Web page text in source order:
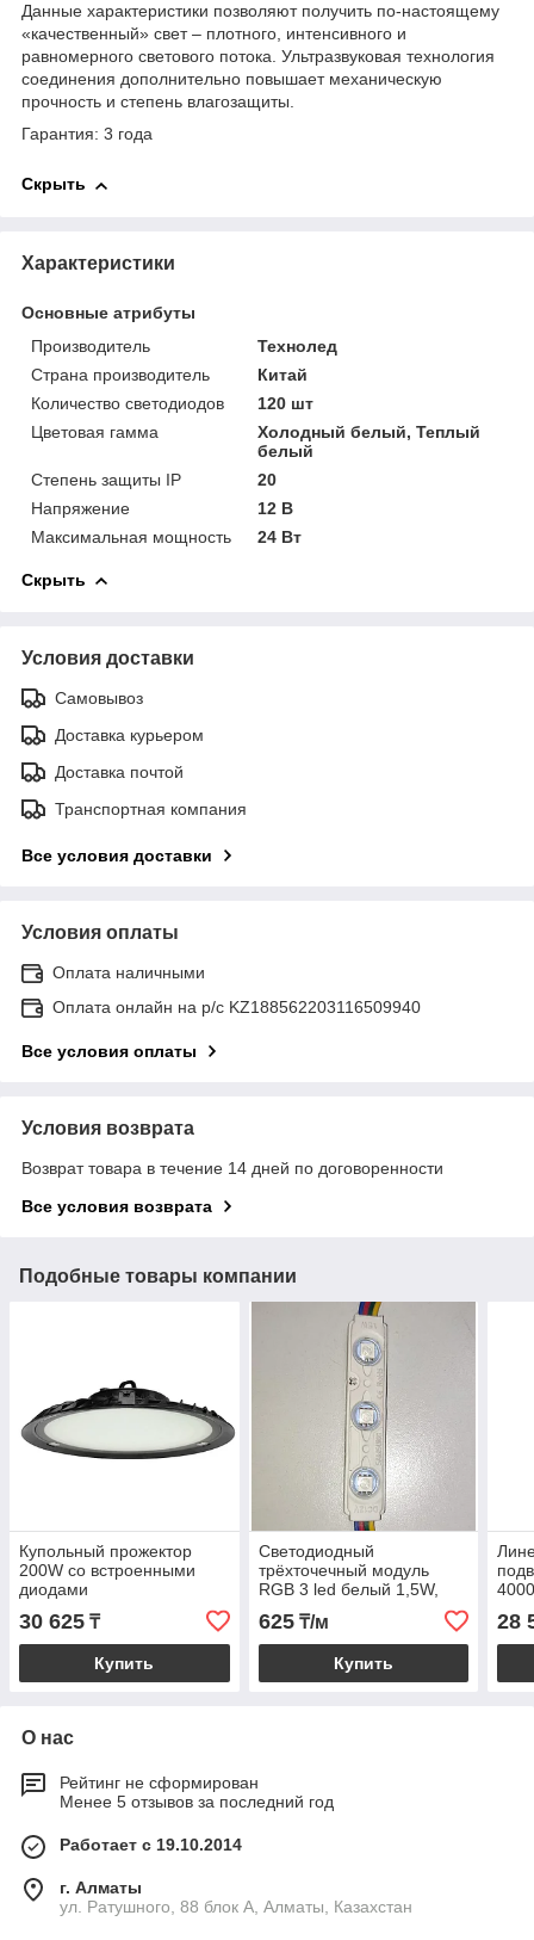
Данные характеристики позволяют получить по-настоящему
«качественный» свет – плотного, интенсивного и
равномерного светового потока. Ультразвуковая технология
соединения дополнительно повышает механическую
прочность и степень влагозащиты.
Гарантия: 3 года
Скрыть
Характеристики
Основные атрибуты
Производитель
Технолед
Страна производитель
Китай
Количество светодиодов
120 шт
Цветовая гамма
Холодный белый, Теплый
белый
Степень защиты IP
20
Напряжение
12 В
Максимальная мощность
24 Вт
Скрыть
Условия доставки
Самовывоз
Доставка курьером
Доставка почтой
Транспортная компания
Все условия доставки
Условия оплаты
Оплата наличными
Оплата онлайн на р/с KZ188562203116509940
Все условия оплаты
Условия возврата
Возврат товара в течение 14 дней по договоренности
Все условия возврата
Подобные товары компании
Купольный прожектор
200W со встроенными
диодами
30 625 ₸
Купить
Светодиодный
трёхточечный модуль
RGB 3 led белый 1,5W,
DC12V
625₸/м
Купить
28
О нас
Рейтинг не сформирован
Менее 5 отзывов за последний год
Работает с 19.10.2014
г. Алматы
ул. Ратушного, 88 блок A, Алматы, Казахстан